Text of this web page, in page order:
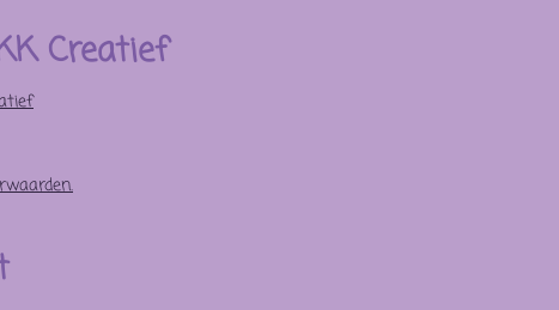
Creatief